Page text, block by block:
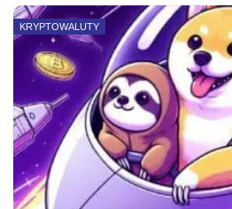
KRYPTOWALUTY